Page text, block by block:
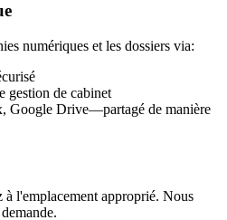
numériques et les dossiers via:
gestion de cabinet
Google Drive—partagé de manière
l'emplacement approprié. Nous